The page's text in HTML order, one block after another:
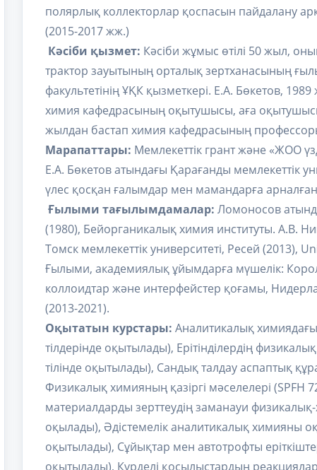
полярлық коллекторлар қоспасын пайдалану
(2015-2017 жж.)
Кәсіби қызмет: Кәсіби жұмыс өтілі 50 жыл,
трактор зауытының орталық зертханасының
факультетінің ҰҚК қызметкері. Е.А. Бөкетов,
химия кафедрасының оқытушысы, аға
жылдан бастап химия кафедрасының
Марапаттары: Мемлекеттік грант және «ЖОО
Е.А. Бөкетов атындағы Қарағанды мемлекеттік
үлес қосқан ғалымдар мен мамандарға
Ғылыми тағылымдамалар: Ломоносов
(1980), Бейорганикалық химия институты. А.В.
Томск мемлекеттік университеті, Ресей (2013),
Ғылыми, академиялық ұйымдарға мүшелік:
коллоидтар және интерфейстер қоғамы,
(2013-2021).
Оқытатын курстары: Аналитикалық
тілдерінде оқытылады), Ерітінділердің
тілінде оқытылады), Сандық талдау аспаптық
Физикалық химияның қазіргі мәселелері (SPFH
материалдарды зерттеудің заманауи физикалық-
оқылады), Әдістемелік аналитикалық химияны
оқытылады), Сұйықтар мен автотрофты
оқытылады), Күрделі қосылыстардың